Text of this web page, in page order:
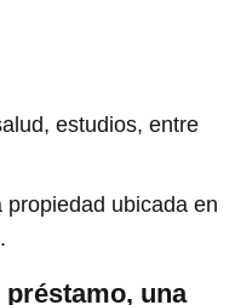
estudios, entre
ubicada en
una